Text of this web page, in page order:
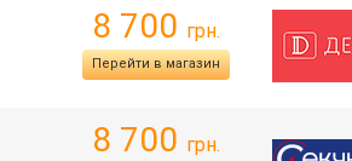
8 700 грн.
Перейти в магазин
8 700 грн.